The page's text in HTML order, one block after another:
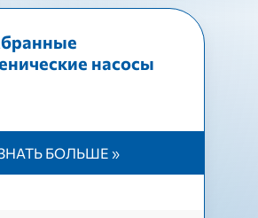
насосы
БОЛЬШЕ »